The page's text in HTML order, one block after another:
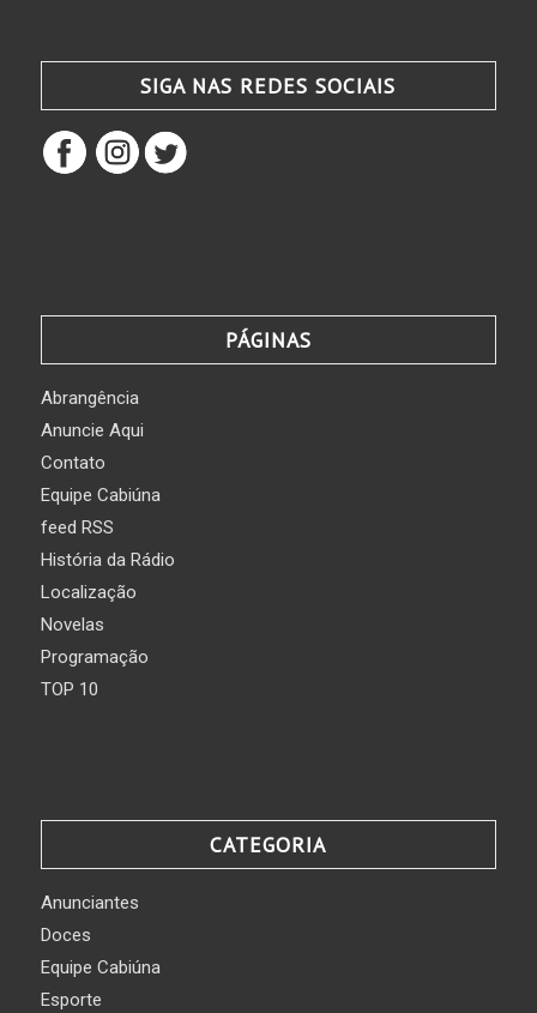
SIGA NAS REDES SOCIAIS
PÁGINAS
Abrangência
Anuncie Aqui
Contato
Equipe Cabiúna
feed RSS
História da Rádio
Localização
Novelas
Programação
TOP 10
CATEGORIA
Anunciantes
Doces
Equipe Cabiúna
Esporte